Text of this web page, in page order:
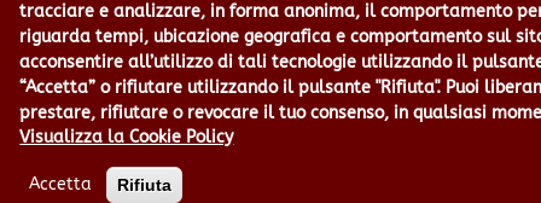
tracciare e analizzare, in forma anonima, il comportamento
riguarda tempi, ubicazione geografica e comportamento sul
acconsentire all’utilizzo di tali tecnologie utilizzando il
“Accetta” o rifiutare utilizzando il pulsante "Rifiuta". Puoi
prestare, rifiutare o revocare il tuo consenso, in qualsiasi
Visualizza la Cookie Policy
Accetta Rifiuta